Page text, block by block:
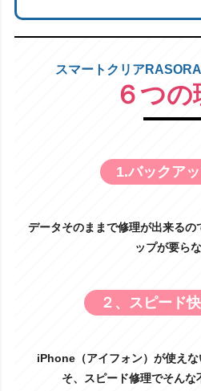
スマートクリア
６つの
1.バックア
データそのままで修理が出来る
ップが要ら
２、スピード
iPhone（アイフォン）が使え
そ、スピード修理でそんな